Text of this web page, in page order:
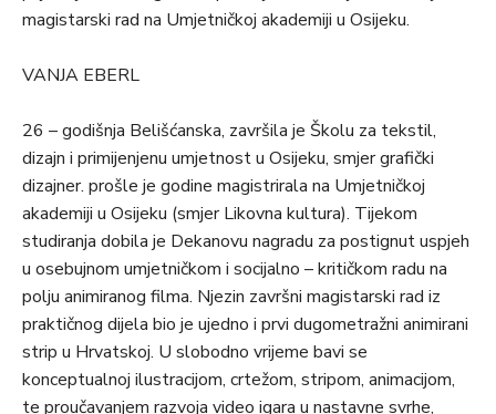
magistarski rad na Umjetničkoj akademiji u Osijeku.
VANJA EBERL
26 – godišnja Belišćanska, završila je Školu za tekstil,
dizajn i primijenjenu umjetnost u Osijeku, smjer grafički
dizajner. prošle je godine magistrirala na Umjetničkoj
akademiji u Osijeku (smjer Likovna kultura). Tijekom
studiranja dobila je Dekanovu nagradu za postignut uspjeh
u osebujnom umjetničkom i socijalno – kritičkom radu na
polju animiranog filma. Njezin završni magistarski rad iz
praktičnog dijela bio je ujedno i prvi dugometražni animirani
strip u Hrvatskoj. U slobodno vrijeme bavi se
konceptualnoj ilustracijom, crtežom, stripom, animacijom,
te proučavanjem razvoja video igara u nastavne svrhe,